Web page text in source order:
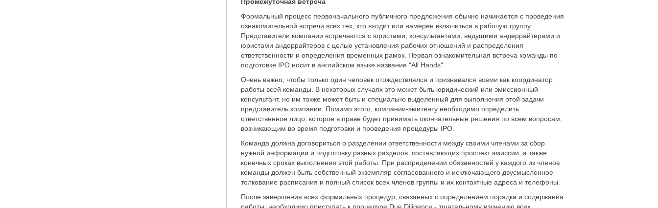
Формальный процесс первоначального публичного предложения обычно начинается с проведения
ознакомительной встречи всех тех, кто входит или намерен включиться в рабочую группу.
Представители компании встречаются с юристами, консультантами, ведущими андеррайтерами и
юристами андеррайтеров с целью установления рабочих отношений и распределения
ответственности и определения временных рамок. Первая ознакомительная встреча команды по
подготовке IPO носит в английском языке название "All Hands".
Очень важно, чтобы только один человек отождествлялся и признавался всеми как координатор
работы всей команды. В некоторых случаях это может быть юридический или эмиссионный
консультант, но им также может быть и специально выделенный для выполнения этой задачи
представитель компании. Помимо этого, компании-эмитенту необходимо определить
ответственное лицо, которое в праве будет принимать окончательные решения по всем вопросам,
возникающим во время подготовки и проведения процедуры IPO.
Команда должна договориться о разделении ответственности между своими членами за сбор
нужной информации и подготовку разных разделов, составляющих проспект эмиссии, а также
конечных сроках выполнения этой работы. При распределении обязанностей у каждого из членов
команды должен быть собственный экземпляр согласованного и исключающего двусмысленное
толкование расписания и полный список всех членов группы и их контактные адреса и телефоны.
После завершения всех формальных процедур, связанных с определением порядка и содержания